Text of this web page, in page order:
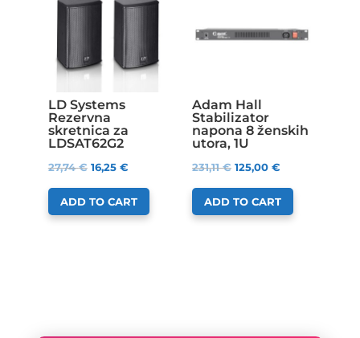
LD Systems
Rezervna
skretnica za
LDSAT62G2
27,74€ 16,25 €
ADD TO CART
Adam Hall
Stabilizator
napona 8 ženskih
utora, 1U
231,11€ 125,00 €
ADD TO CART